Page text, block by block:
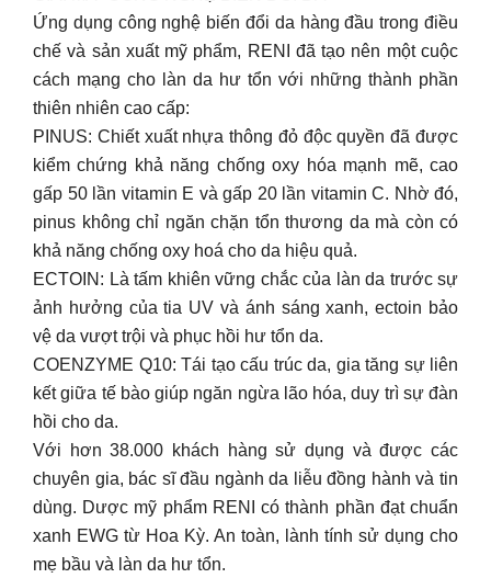
Ứng dụng công nghệ biến đổi da hàng đầu trong điều
chế và sản xuất mỹ phẩm, RENI đã tạo nên một cuộc
cách mạng cho làn da hư tổn với những thành phần
thiên nhiên cao cấp:
PINUS: Chiết xuất nhựa thông đỏ độc quyền đã được
kiểm chứng khả năng chống oxy hóa mạnh mẽ, cao
gấp 50 lần vitamin E và gấp 20 lần vitamin C. Nhờ đó,
pinus không chỉ ngăn chặn tổn thương da mà còn có
khả năng chống oxy hoá cho da hiệu quả.
ECTOIN: Là tấm khiên vững chắc của làn da trước sự
ảnh hưởng của tia UV và ánh sáng xanh, ectoin bảo
vệ da vượt trội và phục hồi hư tổn da.
COENZYME Q10: Tái tạo cấu trúc da, gia tăng sự liên
kết giữa tế bào giúp ngăn ngừa lão hóa, duy trì sự đàn
hồi cho da.
Với hơn 38.000 khách hàng sử dụng và được các
chuyên gia, bác sĩ đầu ngành da liễu đồng hành và tin
dùng. Dược mỹ phẩm RENI có thành phần đạt chuẩn
xanh EWG từ Hoa Kỳ. An toàn, lành tính sử dụng cho
mẹ bầu và làn da hư tổn.